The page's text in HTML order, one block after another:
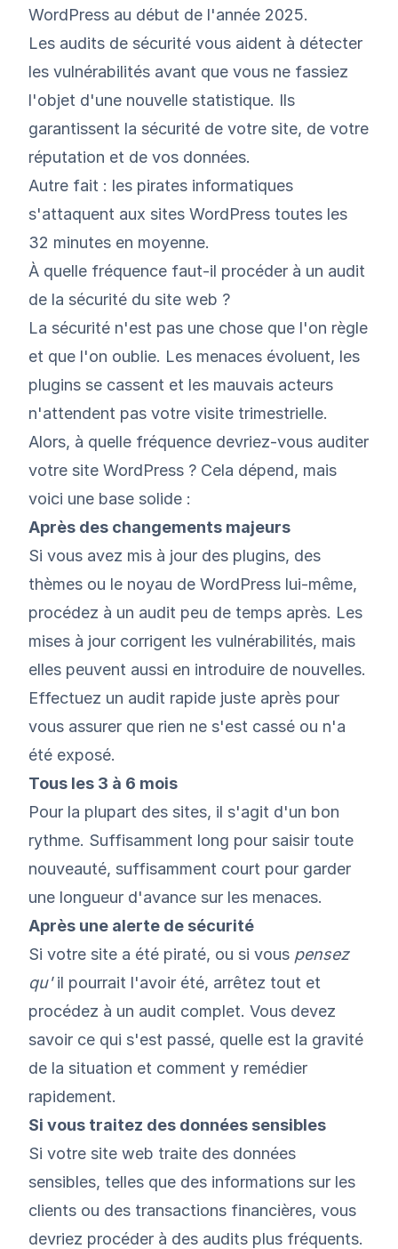
WordPress au début de l'année 2025.
Les audits de sécurité vous aident à détecter
les vulnérabilités avant que vous ne fassiez
l'objet d'une nouvelle statistique. Ils
garantissent la sécurité de votre site, de votre
réputation et de vos données.
Autre fait : les pirates informatiques
s'attaquent aux sites WordPress toutes les
32 minutes en moyenne.
À quelle fréquence faut-il procéder à un audit
de la sécurité du site web ?
La sécurité n'est pas une chose que l'on règle
et que l'on oublie. Les menaces évoluent, les
plugins se cassent et les mauvais acteurs
n'attendent pas votre visite trimestrielle.
Alors, à quelle fréquence devriez-vous auditer
votre site WordPress ? Cela dépend, mais
voici une base solide :
Après des changements majeurs
Si vous avez mis à jour des plugins, des
thèmes ou le noyau de WordPress lui-même,
procédez à un audit peu de temps après. Les
mises à jour corrigent les vulnérabilités, mais
elles peuvent aussi en introduire de nouvelles.
Effectuez un audit rapide juste après pour
vous assurer que rien ne s'est cassé ou n'a
été exposé.
Tous les 3 à 6 mois
Pour la plupart des sites, il s'agit d'un bon
rythme. Suffisamment long pour saisir toute
nouveauté, suffisamment court pour garder
une longueur d'avance sur les menaces.
Après une alerte de sécurité
Si votre site a été piraté, ou si vous pensez
qu'il pourrait l'avoir été, arrêtez tout et
procédez à un audit complet. Vous devez
savoir ce qui s'est passé, quelle est la gravité
de la situation et comment y remédier
rapidement.
Si vous traitez des données sensibles
Si votre site web traite des données
sensibles, telles que des informations sur les
clients ou des transactions financières, vous
devriez procéder à des audits plus fréquents.